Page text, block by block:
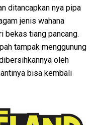
ditancapkan nya pipa
jenis wahana
bekas tiang pancang.
tampak menggunung
oleh
bisa kembali